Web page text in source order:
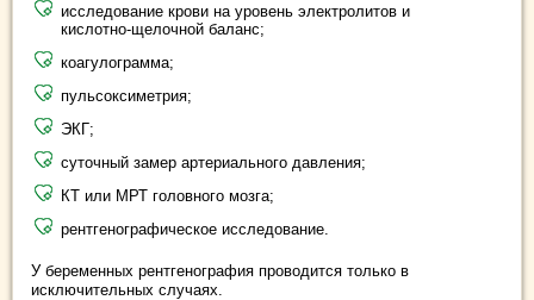
исследование крови на уровень электролитов и
кислотно-щелочной баланс;
коагулограмма;
пульсоксиметрия;
ЭКГ;
суточный замер артериального давления;
КТ или МРТ головного мозга;
рентгенографическое исследование.
У беременных рентгенография проводится только в
исключительных случаях.